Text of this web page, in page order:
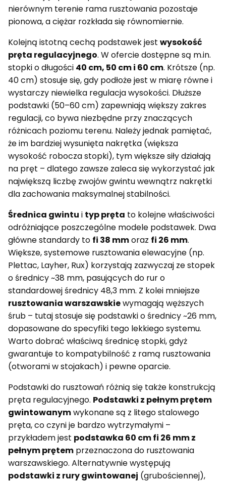
nierównym terenie rama rusztowania pozostaje
pionowa, a ciężar rozkłada się równomiernie.
Kolejną istotną cechą podstawek jest wysokość
pręta regulacyjnego. W ofercie dostępne są m.in.
stopki o długości 40 cm, 50 cm i 60 cm. Krótsze (np.
40 cm) stosuje się, gdy podłoże jest w miarę równe i
wystarczy niewielka regulacja wysokości. Dłuższe
podstawki (50–60 cm) zapewniają większy zakres
regulacji, co bywa niezbędne przy znaczących
różnicach poziomu terenu. Należy jednak pamiętać,
że im bardziej wysunięta nakrętka (większa
wysokość robocza stopki), tym większe siły działają
na pręt – dlatego zawsze zaleca się wykorzystać jak
największą liczbę zwojów gwintu wewnątrz nakrętki
dla zachowania maksymalnej stabilności.
Średnica gwintu i typ pręta to kolejne właściwości
odróżniające poszczególne modele podstawek. Dwa
główne standardy to fi 38 mmoraz fi 26 mm.
Większe, systemowe rusztowania elewacyjne (np.
Plettac, Layher, Rux) korzystają zazwyczaj ze stopek
o średnicy ~38 mm, pasujących do rur o
standardowej średnicy 48,3 mm. Z kolei mniejsze
rusztowania warszawskiewymagają węższych
śrub – tutaj stosuje się podstawki o średnicy ~26 mm,
dopasowane do specyfiki tego lekkiego systemu.
Warto dobrać właściwą średnicę stopki, gdyż
gwarantuje to kompatybilność z ramą rusztowania
(otworami w stojakach) i pewne oparcie.
Podstawki do rusztowań różnią się także konstrukcją
pręta regulacyjnego. Podstawki z pełnym prętem
gwintowanymwykonane są z litego stalowego
pręta, co czyni je bardzo wytrzymałymi –
przykładem jest podstawka 60 cm fi 26 mm z
pełnym prętem przeznaczona do rusztowania
warszawskiego. Alternatywnie występują
podstawki z rury gwintowanej (grubościennej),